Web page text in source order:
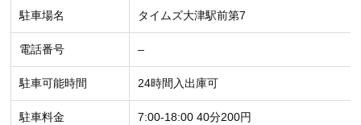
駐車場名 タイムズ大津駅前第7
電話番号 –
駐車可能時間 24時間入出庫可
駐車料金
7:00-18:00 40分200円